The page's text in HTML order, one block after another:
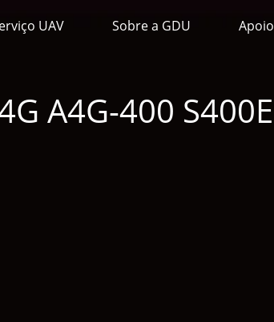
UAV Sobre a GDU Apoio
A4G-400 S400E